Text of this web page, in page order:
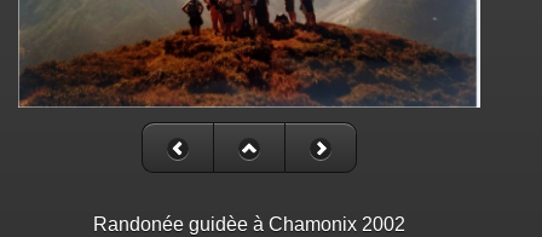
Randonée guidèe à Chamonix 2002